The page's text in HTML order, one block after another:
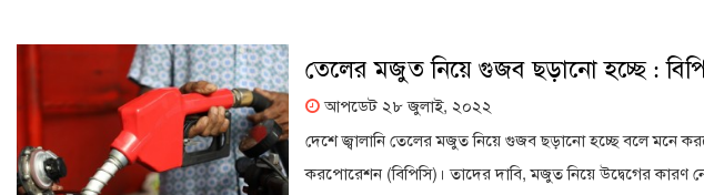
তেলের মজুত নিয়ে গুজব ছড়ানো হচ্ছে :
আপডেট ২৮ জুলাই, ২০২২
দেশে জ্বালানি তেলের মজুত নিয়ে গুজব ছড়ানো হচ্ছে বলে মনে
করপোরেশন (বিপিসি)। তাদের দাবি, মজুত নিয়ে উদ্বেগের কারণ